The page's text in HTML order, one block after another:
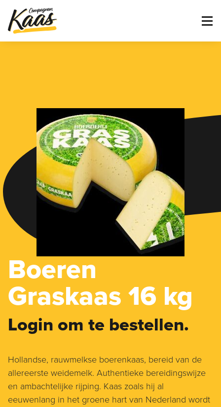
Boeren
Graskaas 16 kg
Login om te bestellen.
Hollandse, rauwmelkse boerenkaas, bereid van de
allereerste weidemelk. Authentieke bereidingswijze
en ambachtelijke rijping. Kaas zoals hij al
eeuwenlang in het groene hart van Nederland wordt